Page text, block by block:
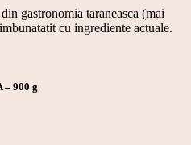
gastronomia taraneasca (mai
cu ingrediente actuale.
– 900 g